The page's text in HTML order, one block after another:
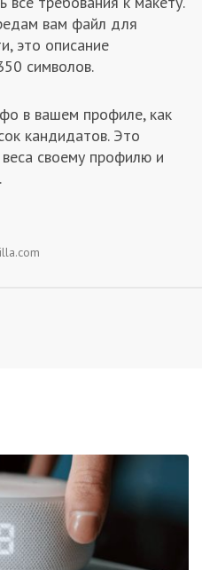
вам файл для
это описание
символов.
в вашем профиле, как
кандидатов. Это
своему профилю и